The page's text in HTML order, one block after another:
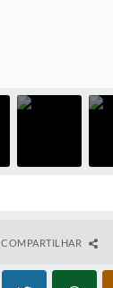
COMPARTILHAR